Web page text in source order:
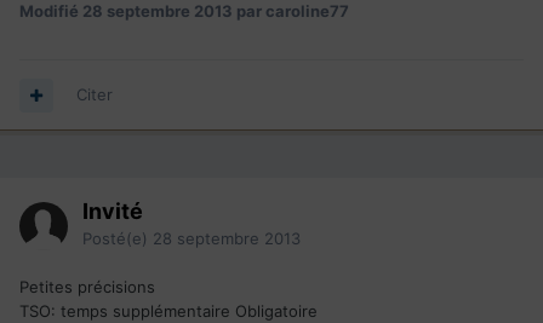
Modifié 28 septembre 2013 par caroline77
Citer
Invité
Posté(e) 28 septembre 2013
Petites précisions
TSO: temps supplémentaire Obligatoire